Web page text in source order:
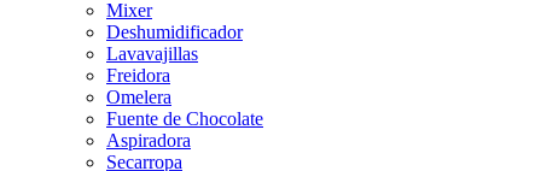
Mixer
Deshumidificador
Lavavajillas
Freidora
Omelera
Fuente de Chocolate
Aspiradora
Secarropa